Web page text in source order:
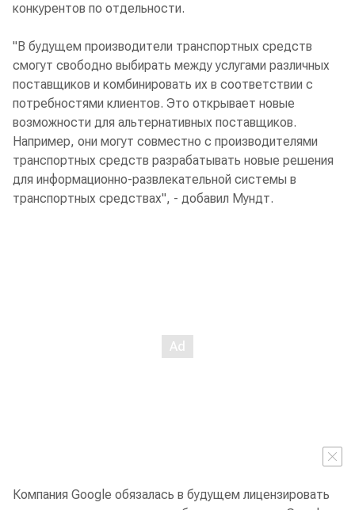
конкурентов по отдельности.
"В будущем производители транспортных средств
смогут свободно выбирать между услугами различных
поставщиков и комбинировать их в соответствии с
потребностями клиентов. Это открывает новые
возможности для альтернативных поставщиков.
Например, они могут совместно с производителями
транспортных средств разрабатывать новые решения
для информационно-развлекательной системы в
транспортных средствах", - добавил Мундт.
Компания Google обязалась в будущем лицензировать